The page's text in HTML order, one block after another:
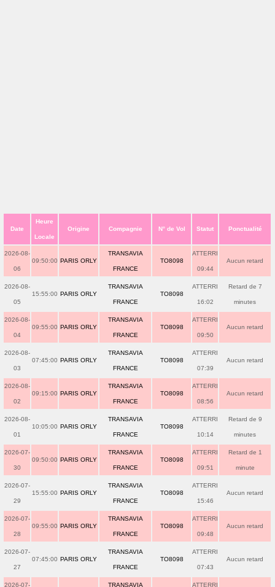
Date
Heure
Locale
Origine Compagnie N° de Vol Statut Ponctualité
2026-08-
06
09:50:00 PARIS ORLY
TRANSAVIA
FRANCE
TO8098
ATTERRI
09:44
Aucun retard
2026-08-
05
15:55:00 PARIS ORLY
TRANSAVIA
FRANCE
TO8098
ATTERRI
16:02
Retard de 7
minutes
2026-08-
04
09:55:00 PARIS ORLY
TRANSAVIA
FRANCE
TO8098
ATTERRI
09:50
Aucun retard
2026-08-
03
07:45:00 PARIS ORLY
TRANSAVIA
FRANCE
TO8098
ATTERRI
07:39
Aucun retard
2026-08-
02
09:15:00 PARIS ORLY
TRANSAVIA
FRANCE
TO8098
ATTERRI
08:56
Aucun retard
2026-08-
01
10:05:00 PARIS ORLY
TRANSAVIA
FRANCE
TO8098
ATTERRI
10:14
Retard de 9
minutes
2026-07-
30
09:50:00 PARIS ORLY
TRANSAVIA
FRANCE
TO8098
ATTERRI
09:51
Retard de 1
minute
2026-07-
29
15:55:00 PARIS ORLY
TRANSAVIA
FRANCE
TO8098
ATTERRI
15:46
Aucun retard
2026-07-
28
09:55:00 PARIS ORLY
TRANSAVIA
FRANCE
TO8098
ATTERRI
09:48
Aucun retard
2026-07-
27
07:45:00 PARIS ORLY
TRANSAVIA
FRANCE
TO8098
ATTERRI
07:43
Aucun retard
2026-07- TRANSAVIA ATTERRI